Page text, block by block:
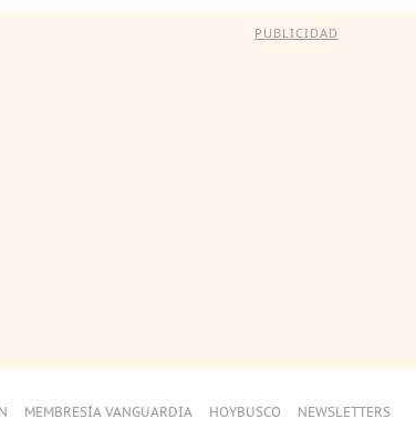
PUBLICIDAD
MEMBRESÍA VANGUARDIA HOYBUSCO NEWSLETTERS